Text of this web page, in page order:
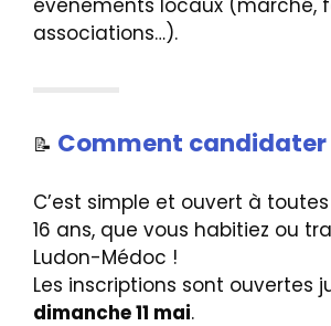
événements locaux (marché,
associations…).
📝 Comment candidater
C’est simple et ouvert à
16 ans, que vous habitiez ou
Ludon-Médoc !
Les inscriptions sont ouvertes
dimanche 11 mai.